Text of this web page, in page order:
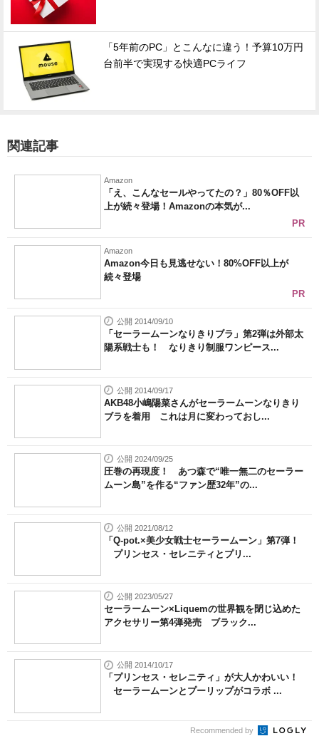
「5年前のPC」とこんなに違う！予算10万円
台前半で実現する快適PCライフ
関連記事
Amazon
「え、こんなセールやってたの？」80％OFF以
上が続々登場！Amazonの本気が...
PR
Amazon
Amazon今日も見逃せない！80%OFF以上が
続々登場
PR
公開 2014/09/10
「セーラームーンなりきりブラ」第2弾は外部太
陽系戦士も！ なりきり制服ワンピース...
公開 2014/09/17
AKB48小嶋陽菜さんがセーラームーンなりきり
ブラを着用 これは月に変わっておし...
公開 2024/09/25
圧巻の再現度！ あつ森で“唯一無二のセーラー
ムーン島”を作る“ファン歴32年”の...
公開 2021/08/12
「Q-pot.×美少女戦士セーラームーン」第7弾！
プリンセス・セレニティとプリ...
公開 2023/05/27
セーラームーン×Liquemの世界観を閉じ込めた
アクセサリー第4弾発売 ブラック...
公開 2014/10/17
「プリンセス・セレニティ」が大人かわいい！
セーラームーンとプーリップがコラボ ...
Recommended by